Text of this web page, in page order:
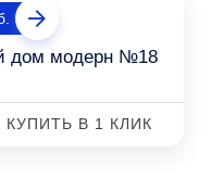
дом модерн №18
КУПИТЬ В 1 КЛИК